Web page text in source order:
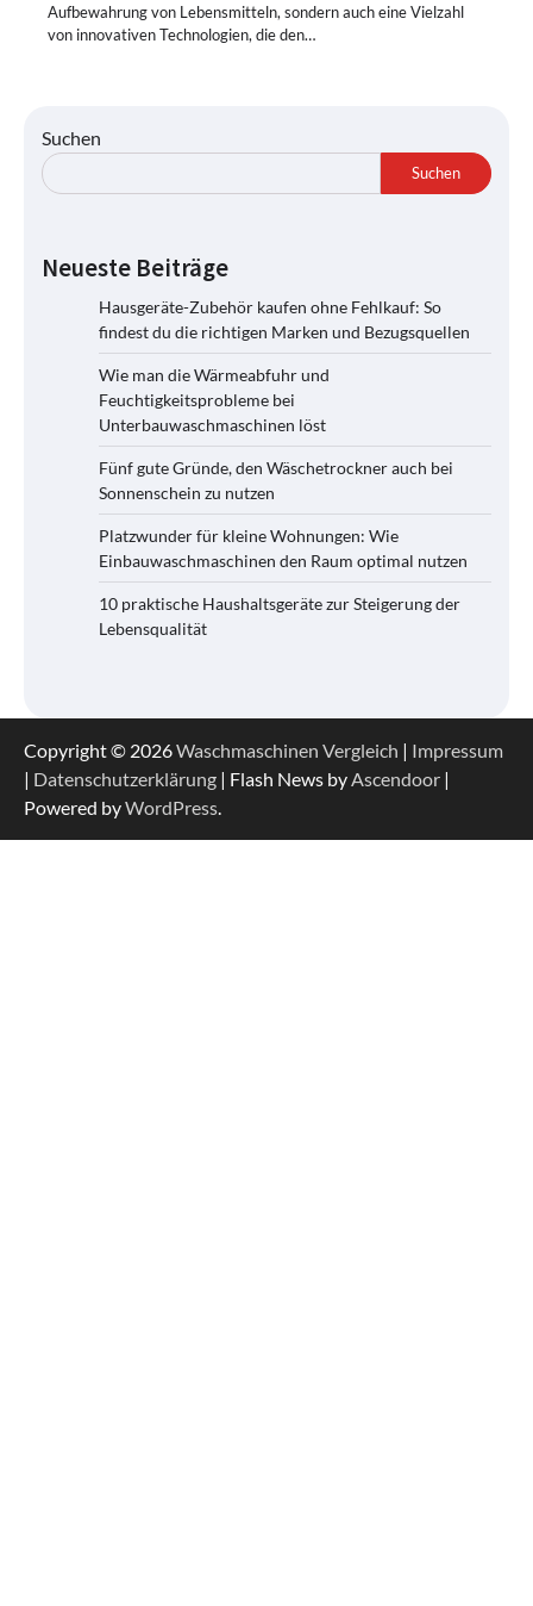
Aufbewahrung von Lebensmitteln, sondern auch eine Vielzahl
von innovativen Technologien, die den…
Suchen
Suchen
Neueste Beiträge
Hausgeräte-Zubehör kaufen ohne Fehlkauf: So
findest du die richtigen Marken und Bezugsquellen
Wie man die Wärmeabfuhr und
Feuchtigkeitsprobleme bei
Unterbauwaschmaschinen löst
Fünf gute Gründe, den Wäschetrockner auch bei
Sonnenschein zu nutzen
Platzwunder für kleine Wohnungen: Wie
Einbauwaschmaschinen den Raum optimal nutzen
10 praktische Haushaltsgeräte zur Steigerung der
Lebensqualität
Copyright © 2026Waschmaschinen Vergleich | Impressum
| Datenschutzerklärung | Flash News byAscendoor |
Powered byWordPress.